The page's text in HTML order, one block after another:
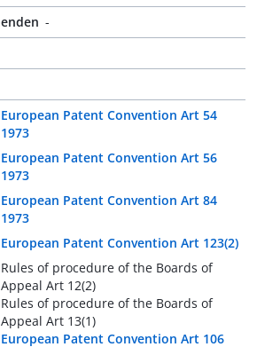
-
European Patent Convention Art 54
1973
European Patent Convention Art 56
1973
European Patent Convention Art 84
1973
European Patent Convention Art 123(2)
Rules of procedure of the Boards of
Appeal Art 12(2)
Rules of procedure of the Boards of
Appeal Art 13(1)
European Patent Convention Art 106